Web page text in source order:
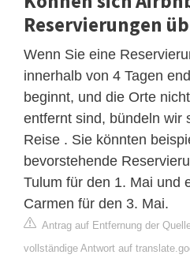
Reservierungen
Wenn Sie eine
innerhalb von 4 Tagen
beginnt, und die Orte
entfernt sind, bündeln wir
Reise . Sie könnten
bevorstehende
Tulum für den 1. Mai und
Carmen für den 3. Mai.
Antrag auf Entfernung der
vollständige Antwort auf